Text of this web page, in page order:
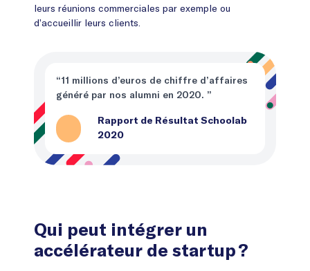
leurs réunions commerciales par exemple ou
d’accueillir leurs clients.
“11 millions d’euros de chiffre d’affaires
généré par nos alumni en 2020. ”
Rapport de Résultat Schoolab
2020
Qui peut intégrer un
accélérateur de startup ?